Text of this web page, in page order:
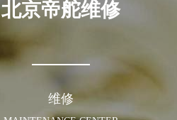
北京帝舵维修
维修